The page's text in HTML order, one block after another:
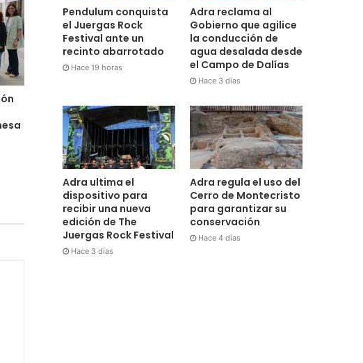
Pendulum conquista
el Juergas Rock
Festival ante un
recinto abarrotado
Hace 19 horas
Adra reclama al
Gobierno que agilice
la conducción de
agua desalada desde
el Campo de Dalías
Hace 3 días
Adra ultima el
dispositivo para
recibir una nueva
edición de The
Juergas Rock Festival
Hace 3 días
Adra regula el uso del
Cerro de Montecristo
para garantizar su
conservación
Hace 4 días